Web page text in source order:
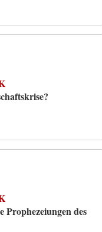
Prophezeiungen des